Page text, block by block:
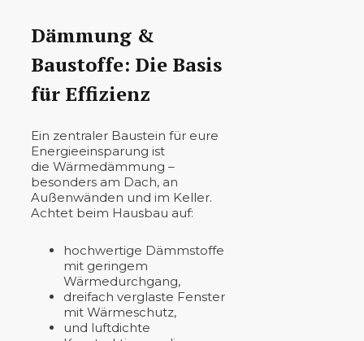
Dämmung &
Baustoffe: Die Basis
für Effizienz
Ein zentraler Baustein für eure
Energieeinsparung ist
die Wärmedämmung –
besonders am Dach, an
Außenwänden und im Keller.
Achtet beim Hausbau auf:
hochwertige Dämmstoffe
mit geringem
Wärmedurchgang,
dreifach verglaste Fenster
mit Wärmeschutz,
und luftdichte